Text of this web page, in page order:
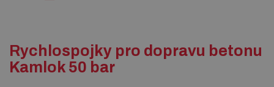
Rychlospojky pro dopravu betonu
Kamlok 50 bar